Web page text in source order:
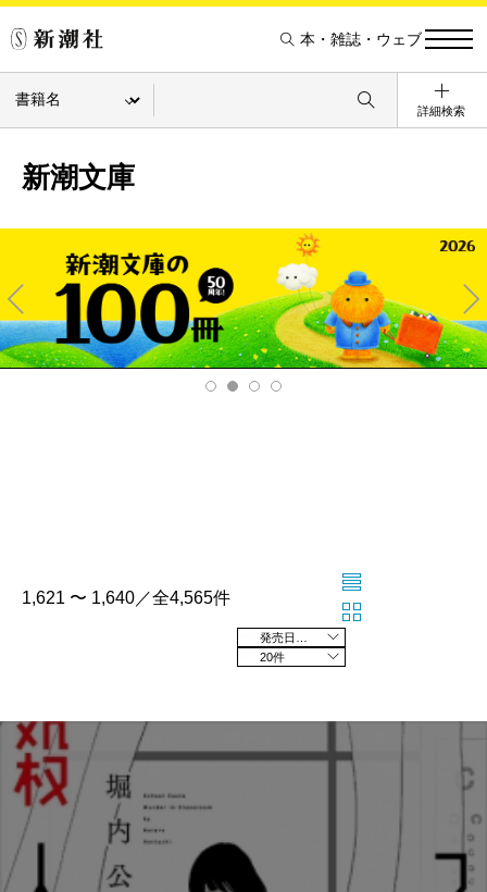
本・雑誌・ウェブ
詳細検索
新潮文庫
Pre
v
Ne
xt
1,621 〜 1,640／全4,565件
20件